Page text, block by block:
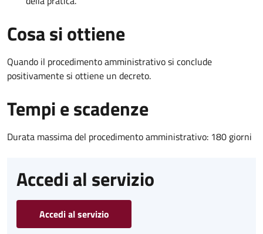
Cosa si ottiene
Quando il procedimento amministrativo si conclude
positivamente si ottiene un decreto.
Tempi e scadenze
Durata massima del procedimento amministrativo: 180 giorni
Accedi al servizio
Accedi al servizio